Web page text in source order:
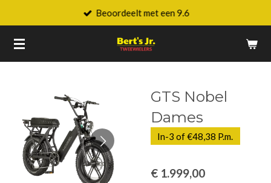
naar
de
Beoordeelt met een 9.6
GTS Nobel
Dames
In-3 of €48,38 P.m.
€ 1.999,00